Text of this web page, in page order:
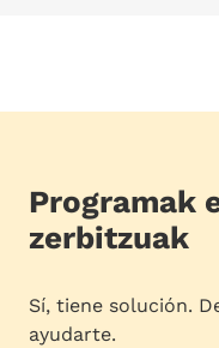
Programak
zerbitzuak
Sí, tiene solución.
ayudarte.